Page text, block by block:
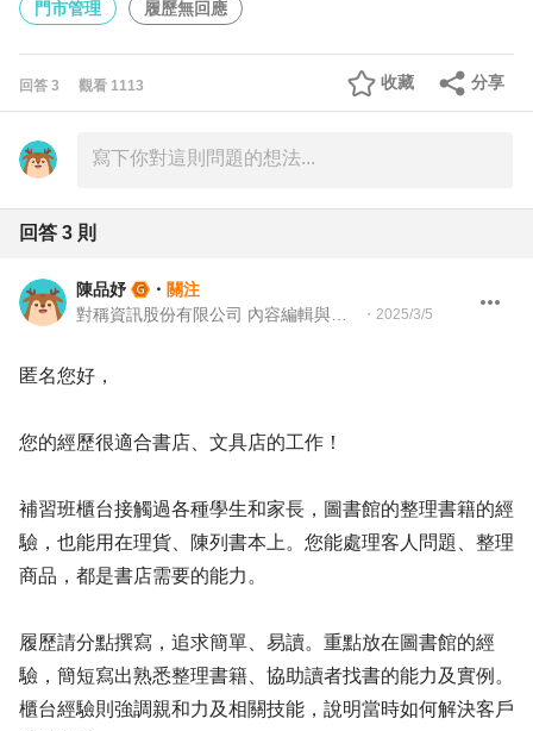
門市管理 履歷無回應
回答 3 觀看 1113 分享
收藏
回答 3 則
陳品妤 ・ 關注
・ 2025/3/5
匿名您好，
您的經歷很適合書店、文具店的工作！
補習班櫃台接觸過各種學生和家長，圖書館的整理書籍的經
驗，也能用在理貨、陳列書本上。您能處理客人問題、整理
商品，都是書店需要的能力。
履歷請分點撰寫，追求簡單、易讀。重點放在圖書館的經
驗，簡短寫出熟悉整理書籍、協助讀者找書的能力及實例。
櫃台經驗則強調親和力及相關技能，說明當時如何解決客戶